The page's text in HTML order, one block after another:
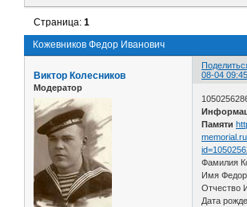
Кожевников Федор Иванович
Страница:1
08-04
Виктор Колесников
Модератор
Памяти
Фамилия
Имя Федор
Отчество
Дата